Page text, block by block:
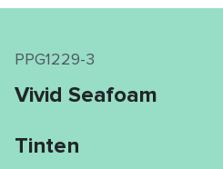
PPG1229-3
Vivid Seafoam
Tinten